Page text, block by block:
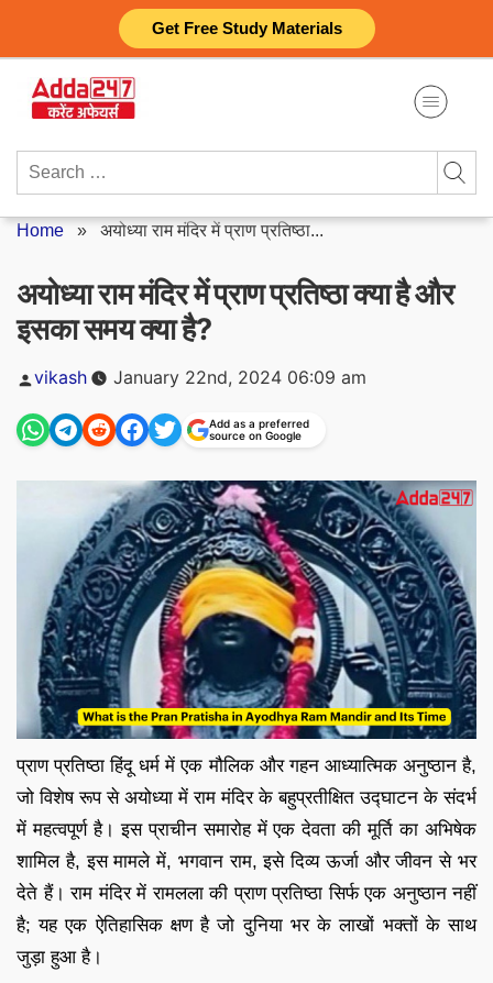
Get Free Study Materials
content
Search
Home » अयोध्या राम मंदिर में प्राण प्रतिष्ठा...
अयोध्या राम मंदिर में प्राण प्रतिष्ठा क्या है और
इसका समय क्या है?
Posted
vikash January 22nd, 2024 06:09 am
Add as a preferred
source on Google
प्राण प्रतिष्ठा हिंदू धर्म में एक मौलिक और गहन आध्यात्मिक अनुष्ठान है,
जो विशेष रूप से अयोध्या में राम मंदिर के बहुप्रतीक्षित उद्घाटन के संदर्भ
में महत्वपूर्ण है। इस प्राचीन समारोह में एक देवता की मूर्ति का अभिषेक
शामिल है, इस मामले में, भगवान राम, इसे दिव्य ऊर्जा और जीवन से भर
देते हैं। राम मंदिर में रामलला की प्राण प्रतिष्ठा सिर्फ एक अनुष्ठान नहीं
है; यह एक ऐतिहासिक क्षण है जो दुनिया भर के लाखों भक्तों के साथ
जुड़ा हुआ है।